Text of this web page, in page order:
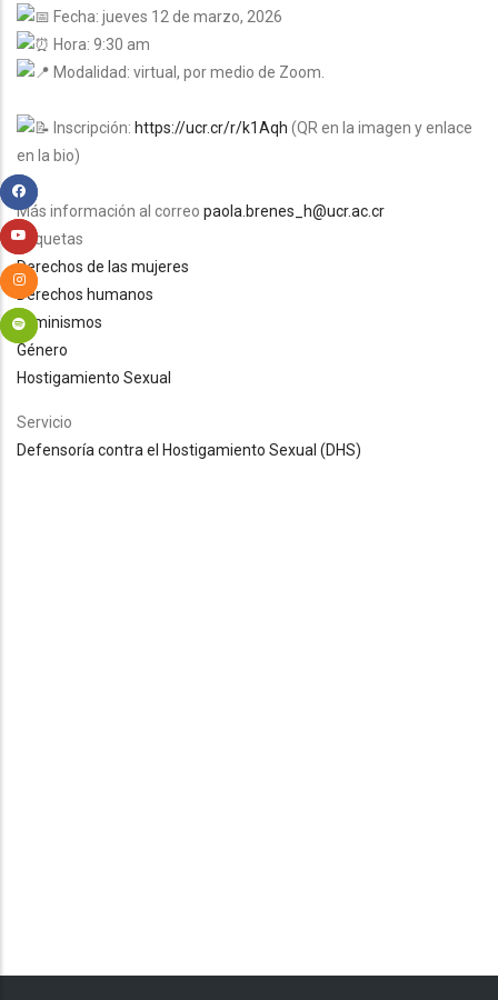
Fecha: jueves 12 de marzo, 2026
Hora: 9:30 am
Modalidad: virtual, por medio de Zoom.
Inscripción: https://ucr.cr/r/k1Aqh (QR en la imagen y enlace
en la bio)
Más información al correo paola.brenes_h@ucr.ac.cr
Etiquetas
Derechos de las mujeres
Derechos humanos
Feminismos
Género
Hostigamiento Sexual
Servicio
Defensoría contra el Hostigamiento Sexual (DHS)